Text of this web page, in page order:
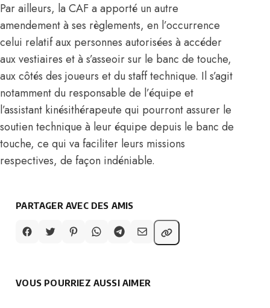
Par ailleurs, la CAF a apporté un autre
amendement à ses règlements, en l’occurrence
celui relatif aux personnes autorisées à accéder
aux vestiaires et à s’asseoir sur le banc de touche,
aux côtés des joueurs et du staff technique. Il s’agit
notamment du responsable de l’équipe et
l’assistant kinésithérapeute qui pourront assurer le
soutien technique à leur équipe depuis le banc de
touche, ce qui va faciliter leurs missions
respectives, de façon indéniable.
PARTAGER AVEC DES AMIS
VOUS POURRIEZ AUSSI AIMER